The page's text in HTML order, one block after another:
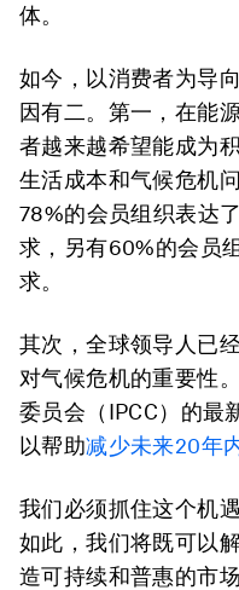
体。
如今，以消费者为导
因有二。第一，在能
者越来越希望能成为
生活成本和气候危机
78%的会员组织表达
求，另有60%的会员
求。
其次，全球领导人已
对气候危机的重要性
委员会（IPCC）的最
以帮助减少未来20年
我们必须抓住这个机
如此，我们将既可以
造可持续和普惠的市